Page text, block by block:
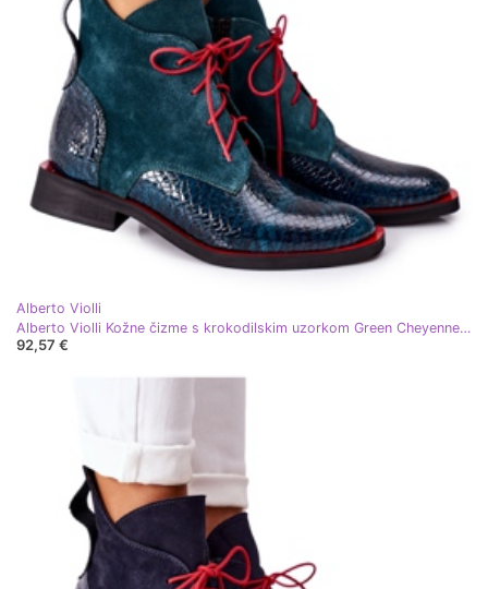
Alberto Violli
Alberto Violli Kožne čizme s krokodilskim uzorkom Green Cheyenne crvena zelena
92,57 €